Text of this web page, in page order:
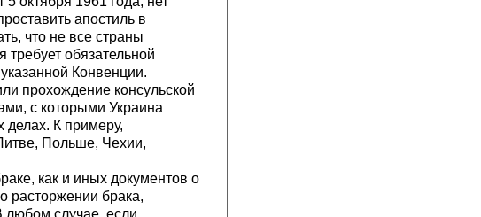
апостиль в
что не все страны
обязательной
Конвенции.
прохождение консульской
с которыми Украина
К примеру,
Польше, Чехии,
как и иных документов о
расторжении брака,
любом случае, если